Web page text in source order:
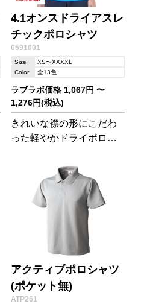
4.1オンスドライアスレ
チックポロシャツ
0591001
Size
XS〜XXXXL
Color
全13色
ラブラボ価格 1,067円 〜
1,276円(税込)
きれいな襟の形にこだわ
った軽やかドライポロシ
自慢です。
アクティブポロシャツ
(ポケット無)
ATP261